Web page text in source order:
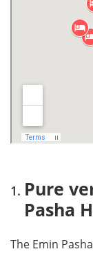
B&B Mama
Mis niets tijdens
Pure
Pasha
The Emin